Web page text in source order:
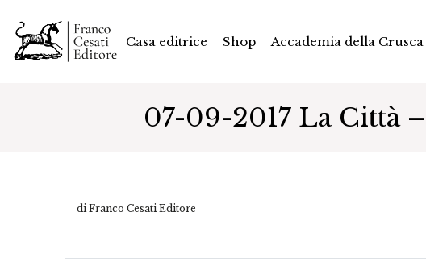
Casa editrice Shop Accademia della Crusca
07-09-2017 La Città
di Franco Cesati Editore